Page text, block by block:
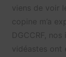
viens de voir
copine m’a
DGCCRF,
vidéastes ont